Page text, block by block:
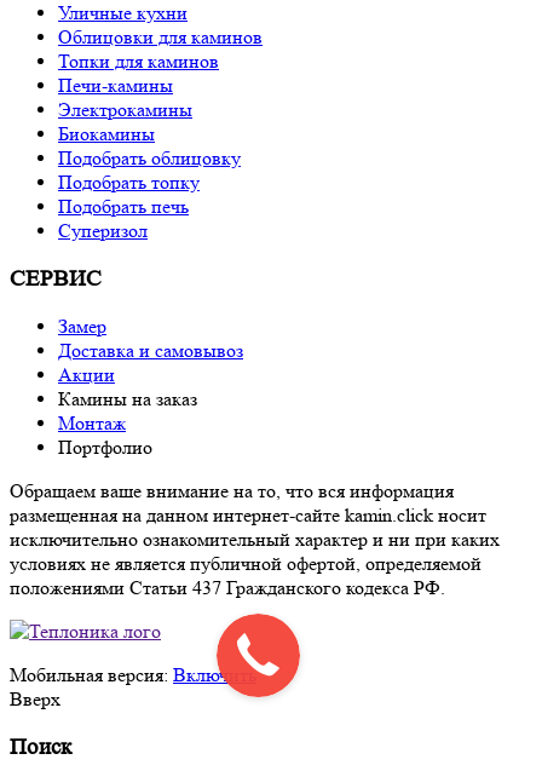
Уличные кухни
Облицовки для каминов
Топки для каминов
Печи-камины
Электрокамины
Биокамины
Подобрать облицовку
Подобрать топку
Подобрать печь
Суперизол
СЕРВИС
Замер
Доставка и самовывоз
Акции
Камины на заказ
Монтаж
Портфолио
Обращаем ваше внимание на то, что вся информация
размещенная на данном интернет-сайте kamin.click носит
исключительно ознакомительный характер и ни при каких
условиях не является публичной офертой, определяемой
положениями Статьи 437 Гражданского кодекса РФ.
Мобильная версия: Включить
Вверх
Поиск